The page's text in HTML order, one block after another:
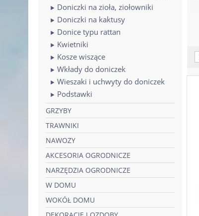
Doniczki na zioła, ziołowniki
Doniczki na kaktusy
Donice typu rattan
Kwietniki
Kosze wiszące
Wkłady do doniczek
Wieszaki i uchwyty do doniczek
Podstawki
GRZYBY
TRAWNIKI
NAWOZY
AKCESORIA OGRODNICZE
NARZĘDZIA OGRODNICZE
W DOMU
WOKÓŁ DOMU